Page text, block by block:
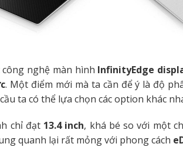
công nghệ màn hình InfinityEdge
. Một điểm mới mà ta cần để ý là độ
ta có thể lựa chọn các option khác
chỉ đạt 13.4 inch, khá bé so với một
quanh lại rất mỏng với phong cách